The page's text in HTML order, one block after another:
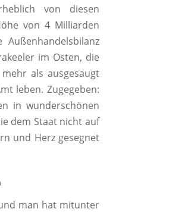
von diesen
von 4 Milliarden
im Osten, die
als ausgesaugt
leben. Zugegeben:
in wunderschönen
dem Staat nicht auf
und Herz gesegnet
man hat mitunter